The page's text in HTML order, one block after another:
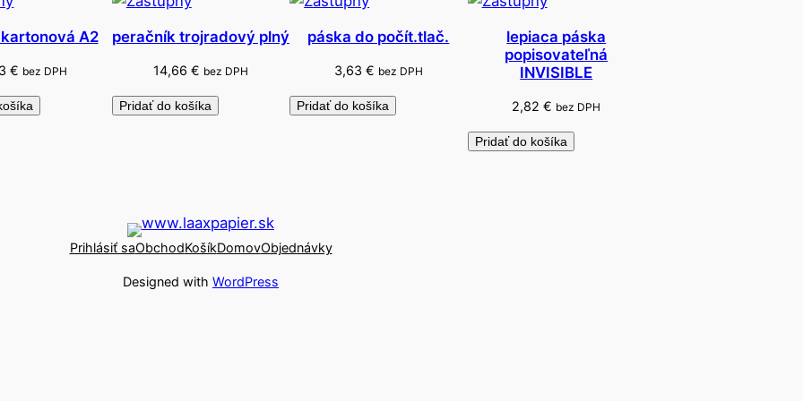
A2
€ bez DPH
peračník trojradový plný
14,66 € bez DPH
Pridať do košíka
páska do počít.tlač.
3,63 € bez DPH
Pridať do košíka
lepiaca páska
popisovateľná
INVISIBLE
2,82€ bez DPH
Pridať do košíka
Prihlásiť saObchodKošíkDomovObjednávky
Designed with WordPress